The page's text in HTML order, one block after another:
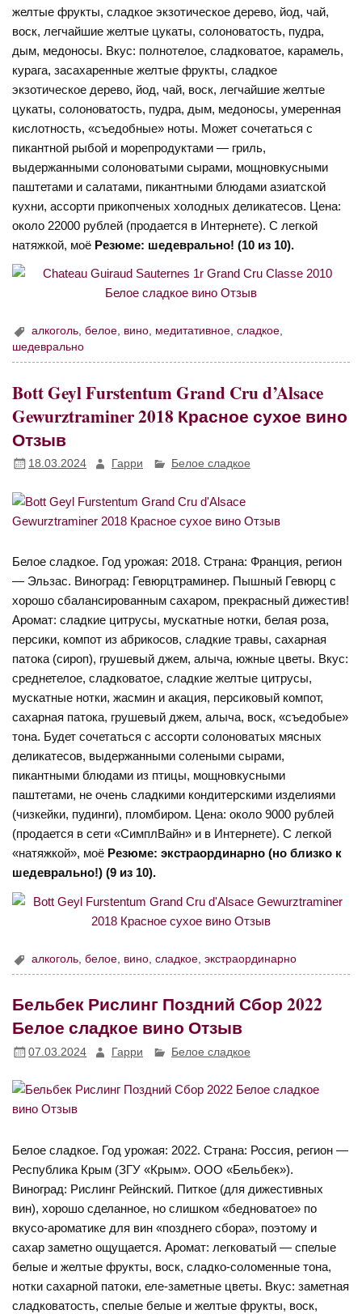
желтые фрукты, сладкое экзотическое дерево, йод, чай,
воск, легчайшие желтые цукаты, солоноватость, пудра,
дым, медоносы. Вкус: полнотелое, сладковатое, карамель,
курага, засахаренные желтые фрукты, сладкое
экзотическое дерево, йод, чай, воск, легчайшие желтые
цукаты, солоноватость, пудра, дым, медоносы, умеренная
кислотность, «съедобные» ноты. Может сочетаться с
пикантной рыбой и морепродуктами — гриль,
выдержанными солоноватыми сырами, мощновкусными
паштетами и салатами, пикантными блюдами азиатской
кухни, ассорти прикопченых холодных деликатесов. Цена:
около 22000 рублей (продается в Интернете). С легкой
натяжкой, моё Резюме: шедеврально! (10 из 10).
алкоголь,белое, вино, медитативное,сладкое,
шедеврально
Bott Geyl Furstentum Grand Cru d’Alsace
Gewurztraminer 2018 Красное сухое вино
Отзыв
18.03.2024 Гарри Белое сладкое
Белое сладкое. Год урожая: 2018. Страна: Франция, регион
— Эльзас. Виноград: Гевюрцтраминер. Пышный Гевюрц с
хорошо сбалансированным сахаром, прекрасный дижестив!
Аромат: сладкие цитрусы, мускатные нотки, белая роза,
персики, компот из абрикосов, сладкие травы, сахарная
патока (сироп), грушевый джем, алыча, южные цветы. Вкус:
среднетелое, сладковатое, сладкие желтые цитрусы,
мускатные нотки, жасмин и акация, персиковый компот,
сахарная патока, грушевый джем, алыча, воск, «съедобые»
тона. Будет сочетаться с ассорти солоноватых мясных
деликатесов, выдержанными солеными сырами,
пикантными блюдами из птицы, мощновкусными
паштетами, не очень сладкими кондитерскими изделиями
(чизкейки, пудинги), пломбиром. Цена: около 9000 рублей
(продается в сети «СимплВайн» и в Интернете). С легкой
«натяжкой», моё Резюме: экстраординарно (но близко к
шедеврально!) (9 из 10).
алкоголь ,белое вино ,сладкое ,экстраординарно
Бельбек Рислинг Поздний Сбор 2022
Белое сладкое вино Отзыв
07.03.2024 Гарри Белое сладкое
Белое сладкое. Год урожая: 2022. Страна: Россия, регион —
Республика Крым (ЗГУ «Крым». ООО «Бельбек»).
Виноград: Рислинг Рейнский. Питкое (для дижестивных
вин), хорошо сделанное, но слишком «бедноватое» по
вкусо-ароматике для вин «позднего сбора», поэтому и
сахар заметно ощущается. Аромат: легковатый — спелые
белые и желтые фрукты, воск, сладко-соломенные тона,
нотки сахарной патоки, еле-заметные цветы. Вкус: заметная
сладковатость, спелые белые и желтые фрукты, воск,